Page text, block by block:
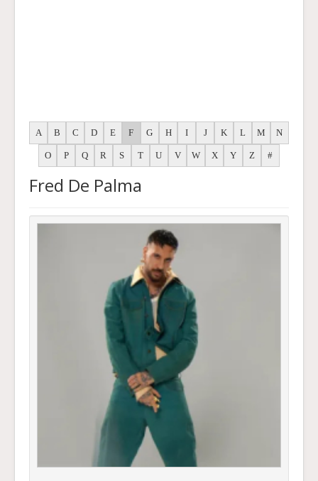
A B C D E F G H I J K L M N
O P Q R S T U V W X Y Z #
Fred De Palma